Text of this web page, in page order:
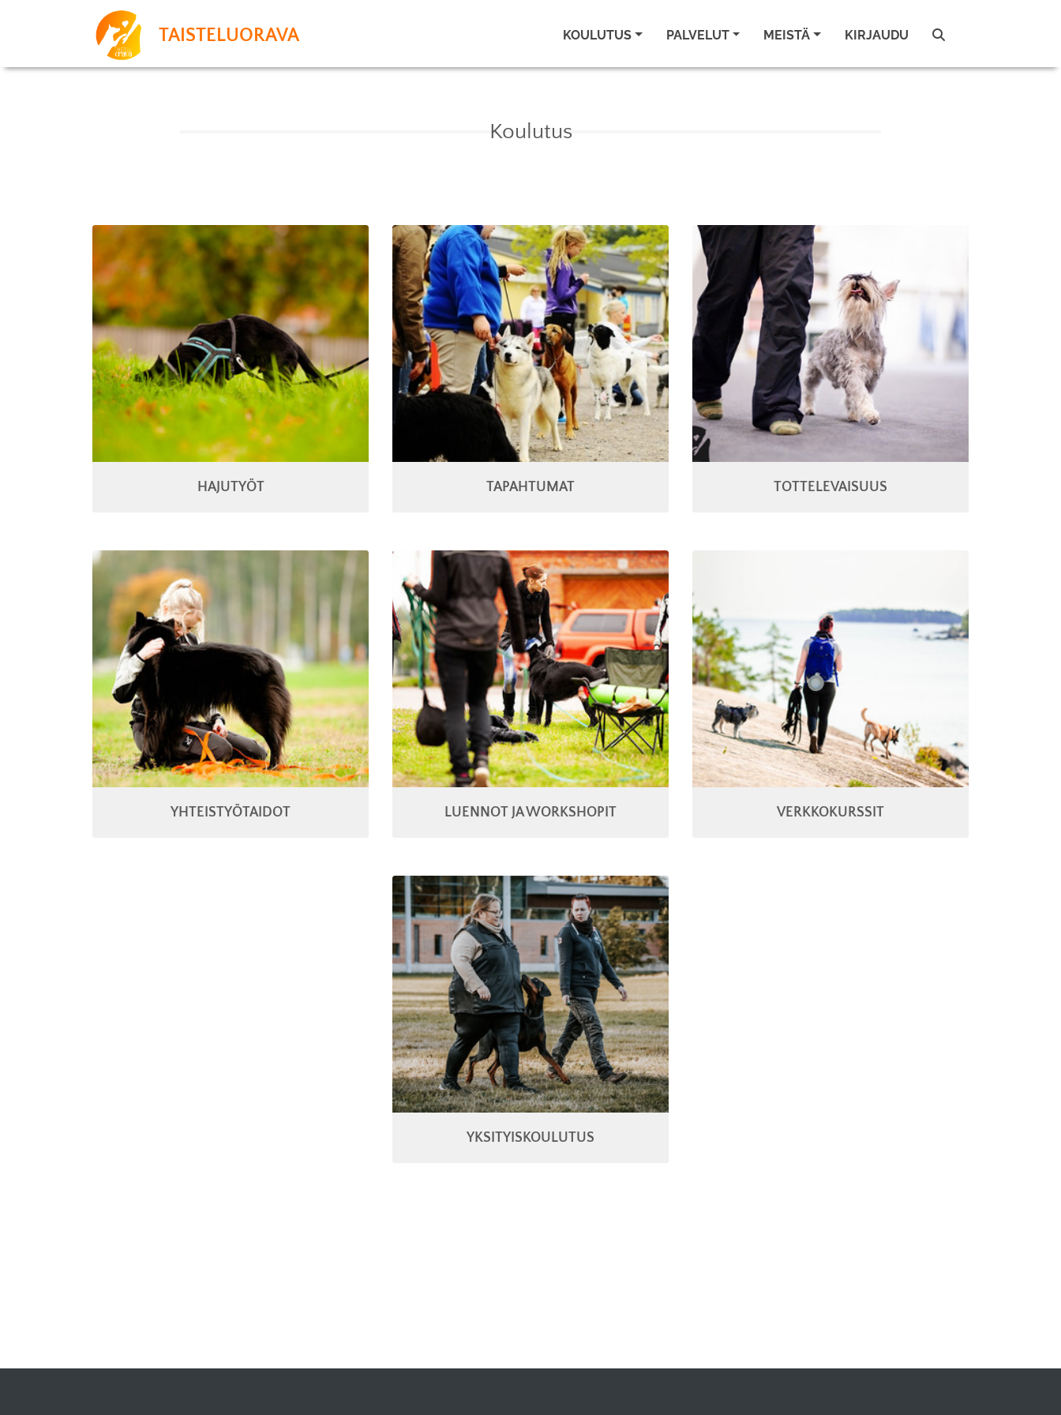
TAISTELUORAVA KOULUTUS PALVELUT MEISTÄ KIRJAUDU
Koulutus
HAJUTYÖT TAPAHTUMAT TOTTELEVAISUUS
YHTEISTYÖTAIDOT LUENNOT JA WORKSHOPIT VERKKOKURSSIT
YKSITYISKOULUTUS